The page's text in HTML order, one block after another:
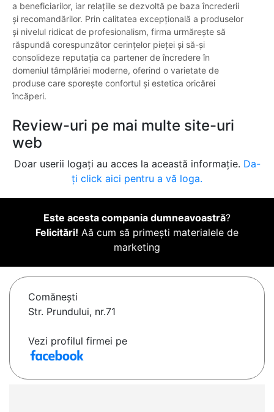
a beneficiarilor, iar relațiile se dezvoltă pe baza încrederii
și recomandărilor. Prin calitatea excepțională a produselor
și nivelul ridicat de profesionalism, firma urmărește să
răspundă corespunzător cerințelor pieței și să-și
consolideze reputația ca partener de încredere în
domeniul tâmplăriei moderne, oferind o varietate de
produse care sporește confortul și estetica oricărei
încăperi.
Review-uri pe mai multe site-uri
web
Doar userii logați au acces la această informație. Da-
ți click aici pentru a vă loga.
Este acesta compania dumneavoastră?
Felicitări! Aă cum să primești materialele de
marketing
Comăneşti
Str. Prundului, nr.71
Vezi profilul firmei pe